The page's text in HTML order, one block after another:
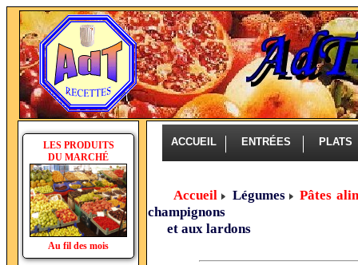
LES PRODUITS
DU MARCHÉ
Au fil des mois
ACCUEIL ENTRÉES PLATS
Accueil Légumes
Pâtes
champignons
et aux lardons